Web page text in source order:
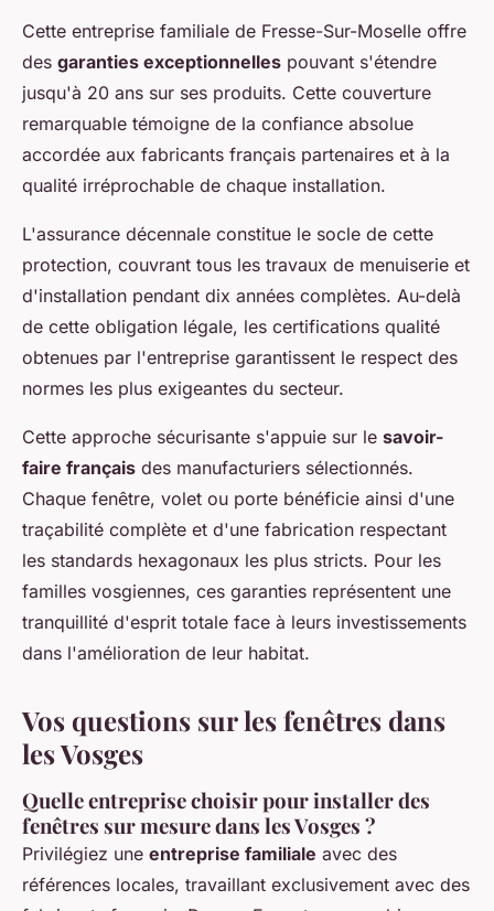
Cette entreprise familiale de Fresse-Sur-Moselle offre
des garanties exceptionnelles pouvant s'étendre
jusqu'à 20 ans sur ses produits. Cette couverture
remarquable témoigne de la confiance absolue
accordée aux fabricants français partenaires et à la
qualité irréprochable de chaque installation.
L'assurance décennale constitue le socle de cette
protection, couvrant tous les travaux de menuiserie et
d'installation pendant dix années complètes. Au-delà
de cette obligation légale, les certifications qualité
obtenues par l'entreprise garantissent le respect des
normes les plus exigeantes du secteur.
Cette approche sécurisante s'appuie sur le savoir-
faire français des manufacturiers sélectionnés.
Chaque fenêtre, volet ou porte bénéficie ainsi d'une
traçabilité complète et d'une fabrication respectant
les standards hexagonaux les plus stricts. Pour les
familles vosgiennes, ces garanties représentent une
tranquillité d'esprit totale face à leurs investissements
dans l'amélioration de leur habitat.
Vos questions sur les fenêtres dans
les Vosges
Quelle entreprise choisir pour installer des
fenêtres sur mesure dans les Vosges ?
Privilégiez une entreprise familiale avec des
références locales, travaillant exclusivement avec des